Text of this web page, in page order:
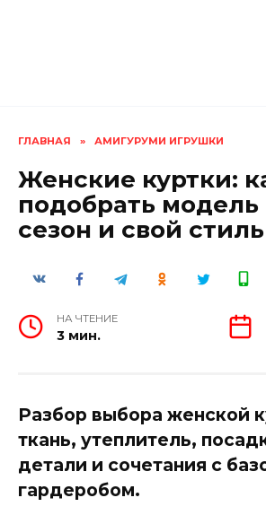
ГЛАВНАЯ » АМИГУРУМИ ИГРУШКИ
Женские куртки:
подобрать модель
сезон и свой стиль
НА ЧТЕНИЕ
3 мин.
Разбор выбора женской
ткань, утеплитель,
детали и сочетания с
гардеробом.